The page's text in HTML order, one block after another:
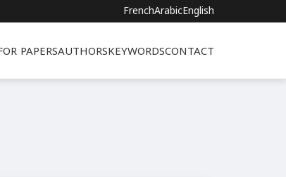
FrenchArabicEnglish
PAPERSAUTHORSKEYWORDSCONTACT